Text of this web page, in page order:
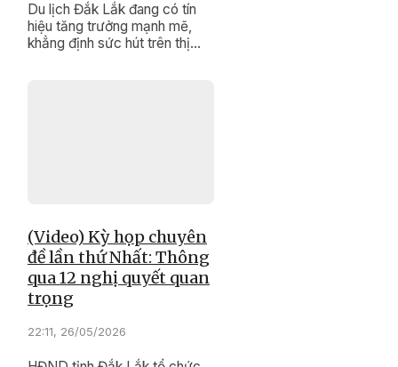
Du lịch Đắk Lắk đang có tín
hiệu tăng trưởng mạnh mẽ,
khẳng định sức hút trên thị
(Video) Kỳ họp chuyên
đề lần thứ Nhất: Thông
qua 12 nghị quyết quan
trọng
22:11, 26/05/2026